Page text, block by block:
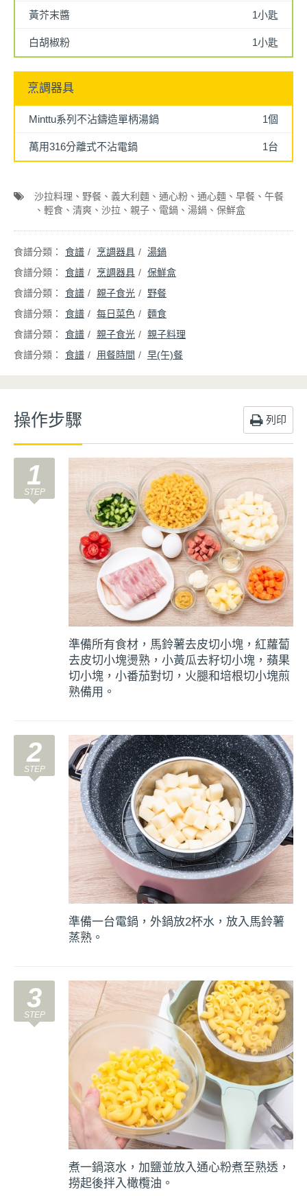
黃芥末醬 1小匙
白胡椒粉 1小匙
烹調器具
Minttu系列不沾鑄造單柄湯鍋 1個
萬用316分離式不沾電鍋 1台
沙拉料理 野餐 義大利麵 通心粉 通心麵 早餐
午餐
輕食
清爽 沙拉 親子 電鍋 湯鍋 保鮮盒
食譜 烹調器具
湯鍋
食譜
烹調器具
保鮮盒
食譜
親子食光
野餐
食譜
每日菜色
麵食
食譜
親子食光
親子料理
食譜
用餐時間 早(午)餐
操作步驟 列印
1
準備所有食材，馬鈴薯去皮切小塊，紅蘿蔔
去皮切小塊燙熟，小黃瓜去籽切小塊，蘋果
切小塊，小番茄對切，火腿和培根切小塊煎
熟備用。
2
準備一台電鍋，外鍋放2杯水，放入馬鈴薯
蒸熟。
3
煮一鍋滾水，加鹽並放入通心粉煮至熟透，
撈起後拌入橄欖油。